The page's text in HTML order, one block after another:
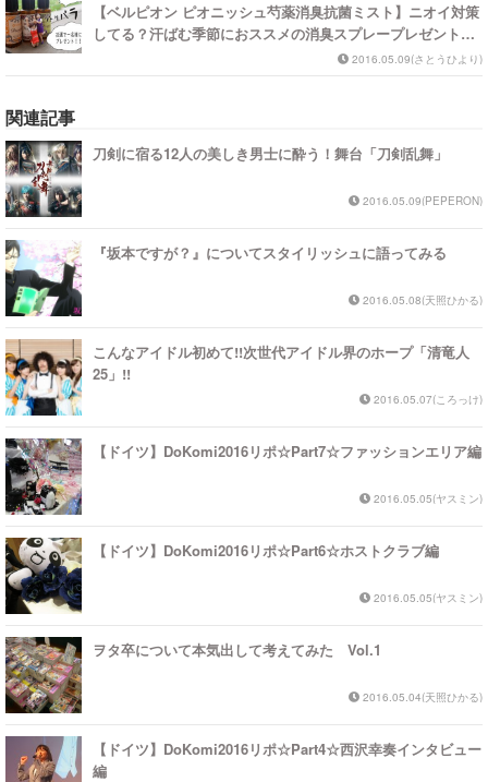
【ベルピオン ピオニッシュ芍薬消臭抗菌ミスト】ニオイ対策
してる？汗ばむ季節におススメの消臭スプレープレゼント！
2016.05.09(さとうひより)
関連記事
刀剣に宿る12人の美しき男士に酔う！舞台「刀剣乱舞」
2016.05.09(PEPERON)
『坂本ですが？』についてスタイリッシュに語ってみる
2016.05.08(天照ひかる)
こんなアイドル初めて!!次世代アイドル界のホープ「清竜人
25」!!
2016.05.07(ころっけ)
【ドイツ】DoKomi2016リポ☆Part7☆ファッションエリア編
2016.05.05(ヤスミン)
【ドイツ】DoKomi2016リポ☆Part6☆ホストクラブ編
2016.05.05(ヤスミン)
ヲタ卒について本気出して考えてみた Vol.1
2016.05.04(天照ひかる)
【ドイツ】DoKomi2016リポ☆Part4☆西沢幸奏インタビュー
編